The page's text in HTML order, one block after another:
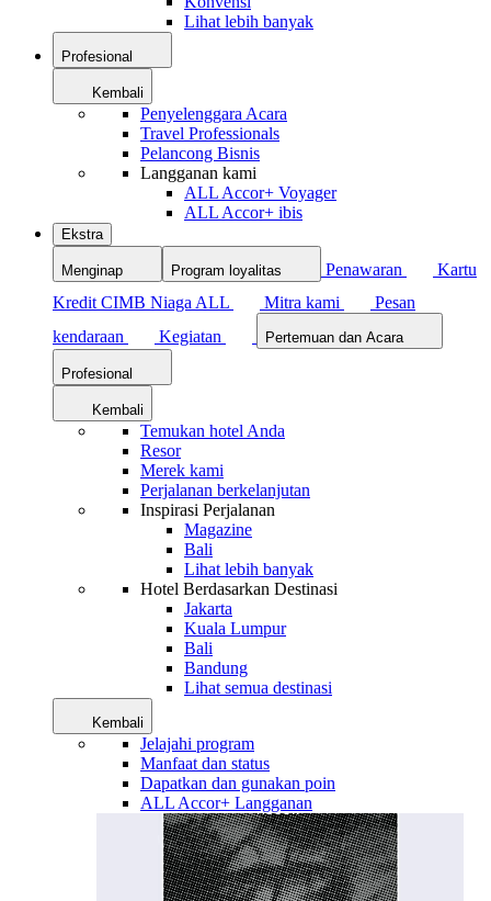
Lihat lebih banyak
Profesional
Kembali
Penyelenggara Acara
Travel Professionals
Pelancong Bisnis
Langganan kami
ALL Accor+ Voyager
ALL Accor+ ibis
Ekstra
Menginap Program loyalitas Penawaran
Kartu
Kredit CIMB Niaga ALL
Mitra kami
Pesan
kendaraan
Kegiatan Pertemuan dan Acara
Profesional
Kembali
Temukan hotel Anda
Resor
Merek kami
Perjalanan berkelanjutan
Inspirasi Perjalanan
Magazine
Bali
Lihat lebih banyak
Hotel Berdasarkan Destinasi
Jakarta
Kuala Lumpur
Bali
Bandung
Lihat semua destinasi
Kembali
Jelajahi program
Manfaat dan status
Dapatkan dan gunakan poin
ALL Accor+ Langganan